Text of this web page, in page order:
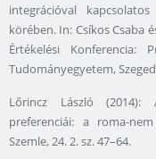
integrációval
körében. In: Csíkos Csaba
Értékelési Konferencia:
Tudományegyetem,
Lőrincz László (2014):
preferenciái: a roma-
Szemle, 24. 2. sz. 47–64.